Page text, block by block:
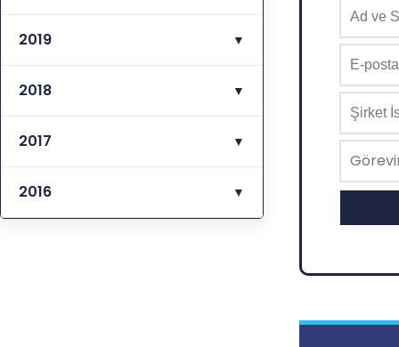
2019 ▼
2018 ▼
2017 ▼
2016 ▼